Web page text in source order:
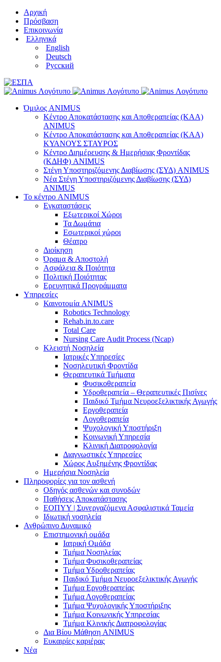
Μετάβαση
περιεχόμενο
Αρχική
Πρόσβαση
Επικοινωνία
Ελληνικά
English
Deutsch
Русский
Όμιλος ANIMUS
Κέντρο Αποκατάστασης και Αποθεραπείας (ΚΑΑ)
ANIMUS
Κέντρο Αποκατάστασης και Αποθεραπείας (ΚΑΑ)
ΚΥΑΝΟΥΣ ΣΤΑΥΡΟΣ
Κέντρο Διημέρευσης & Ημερήσιας Φροντίδας
(ΚΔΗΦ) ANIMUS
Στέγη Υποστηριζόμενης Διαβίωσης (ΣΥΔ) ANIMUS
Νέα Στέγη Υποστηριζόμενης Διαβίωσης (ΣΥΔ)
ANIMUS
Το κέντρο ANIMUS
Εγκαταστάσεις
Εξωτερικοί Χώροι
Τα Δωμάτια
Εσωτερικοί χώροι
Θέατρο
Διοίκηση
Όραμα & Αποστολή
Ασφάλεια & Ποιότητα
Πολιτική Ποιότητας
Ερευνητικά Προγράμματα
Υπηρεσίες
Καινοτομία ANIMUS
Robotics Technology
Rehab.in.to.care
Total Care
Nursing Care Audit Process (Ncap)
Κλειστή Νοσηλεία
Ιατρικές Υπηρεσίες
Νοσηλευτική Φροντίδα
Θεραπευτικά Τμήματα
Φυσικοθεραπεία
Υδροθεραπεία – Θεραπευτικές Πισίνες
Παιδικό Τμήμα Νευροεξελικτικής Αγωγής
Εργοθεραπεία
Λογοθεραπεία
Ψυχολογική Υποστήριξη
Κοινωνική Υπηρεσία
Κλινική Διατροφολογία
Διαγνωστικές Υπηρεσίες
Χώρος Αυξημένης Φροντίδας
Ημερήσια Νοσηλεία
Πληροφορίες για τον ασθενή
Οδηγός ασθενών και συνοδών
Παθήσεις Αποκατάστασης
ΕΟΠΥΥ | Συνεργαζόμενα Ασφαλιστικά Ταμεία
Ιδιωτική νοσηλεία
Ανθρώπινο Δυναμικό
Επιστημονική ομάδα
Ιατρική Ομάδα
Τμήμα Νοσηλείας
Τμήμα Φυσικοθεραπείας
Τμήμα Υδροθεραπείας
Παιδικό Τμήμα Νευροεξελικτικής Αγωγής
Τμήμα Εργοθεραπείας
Τμήμα Λογοθεραπείας
Τμήμα Ψυχολογικής Υποστήριξης
Τμήμα Κοινωνικής Υπηρεσίας
Τμήμα Κλινικής Διατροφολογίας
Δια Βίου Μάθηση ANIMUS
Ευκαιρίες καριέρας
Νέα